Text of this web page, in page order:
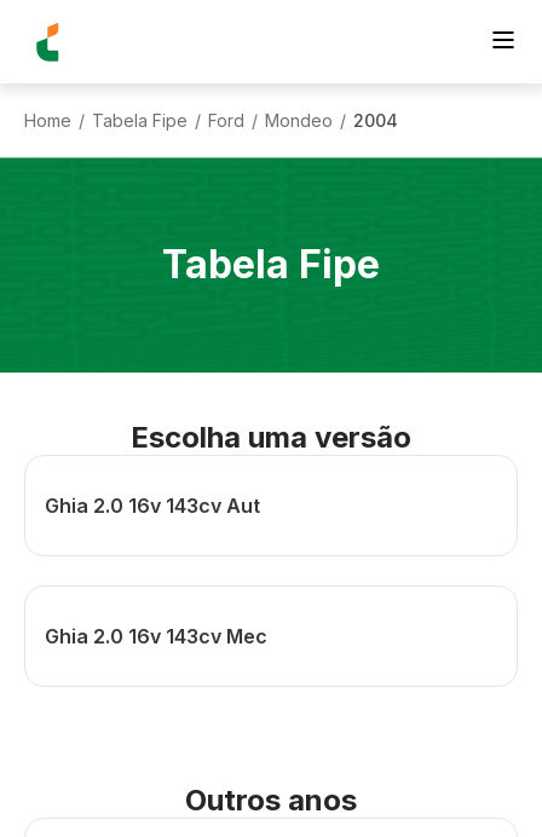
Home / Tabela Fipe / Ford / Mondeo / 2004
Tabela Fipe
Escolha uma versão
Ghia 2.0 16v 143cv Aut
Ghia 2.0 16v 143cv Mec
Outros anos